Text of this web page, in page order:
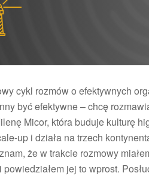
cykl rozmów o efektywnych
być efektywne – chcę
Micor, która buduje kulturę
up i działa na trzech
że w trakcie rozmowy
jej to wprost.